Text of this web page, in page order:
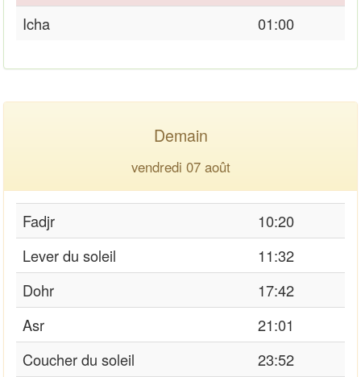
Icha
01:00
Demain
vendredi 07 août
Fadjr
10:20
Lever du soleil
11:32
Dohr
17:42
Asr
21:01
Coucher du soleil
23:52